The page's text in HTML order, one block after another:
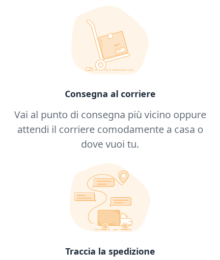
Consegna al corriere
Vai al punto di consegna più vicino oppure
attendi il corriere comodamente a casa o
dove vuoi tu.
Traccia la spedizione